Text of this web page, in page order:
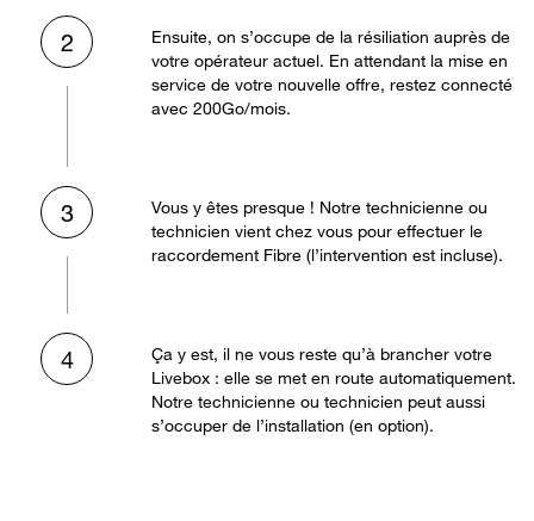
2
Ensuite, on s’occupe de la résiliation auprès de
votre opérateur actuel. En attendant la mise en
service de votre nouvelle offre, restez connecté
avec 200Go/mois.
3
Vous y êtes presque ! Notre technicienne ou
technicien vient chez vous pour effectuer le
raccordement Fibre (l’intervention est incluse).
4
Ça y est, il ne vous reste qu’à brancher votre
Livebox : elle se met en route automatiquement.
Notre technicienne ou technicien peut aussi
s’occuper de l’installation (en option).